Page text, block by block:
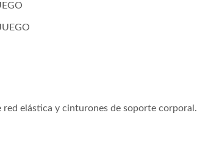
red elástica y cinturones de soporte corporal.